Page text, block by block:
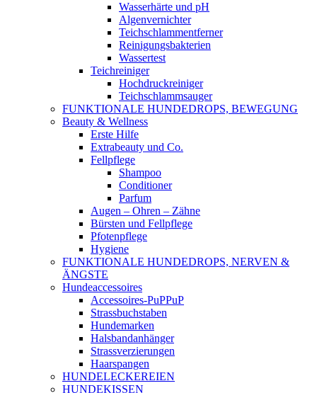
Wasserhärte und pH
Algenvernichter
Teichschlammentferner
Reinigungsbakterien
Wassertest
Teichreiniger
Hochdruckreiniger
Teichschlammsauger
FUNKTIONALE HUNDEDROPS, BEWEGUNG
Beauty & Wellness
Erste Hilfe
Extrabeauty und Co.
Fellpflege
Shampoo
Conditioner
Parfum
Augen – Ohren – Zähne
Bürsten und Fellpflege
Pfotenpflege
Hygiene
FUNKTIONALE HUNDEDROPS, NERVEN &
ÄNGSTE
Hundeaccessoires
Accessoires-PuPPuP
Strassbuchstaben
Hundemarken
Halsbandanhänger
Strassverzierungen
Haarspangen
HUNDELECKEREIEN
HUNDEKISSEN